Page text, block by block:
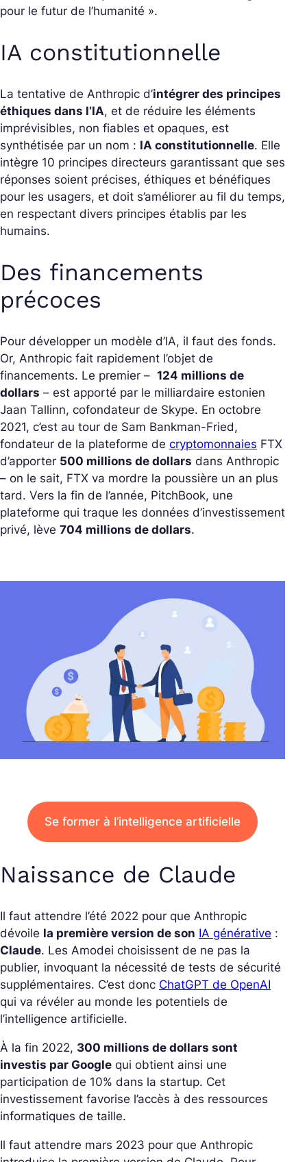
pour le futur de l’humanité ».
IA constitutionnelle
La tentative de Anthropic d’intégrer des principes
éthiques dans l’IA, et de réduire les éléments
imprévisibles, non fiables et opaques, est
synthétisée par un nom : IA constitutionnelle. Elle
intègre 10 principes directeurs garantissant que ses
réponses soient précises, éthiques et bénéfiques
pour les usagers, et doit s’améliorer au fil du temps,
en respectant divers principes établis par les
humains.
Des financements
précoces
Pour développer un modèle d’IA, il faut des fonds.
Or, Anthropic fait rapidement l’objet de
financements. Le premier – 124 millions de
dollars – est apporté par le milliardaire estonien
Jaan Tallinn, cofondateur de Skype. En octobre
2021, c’est au tour de Sam Bankman-Fried,
fondateur de la plateforme de cryptomonnaies FTX
d’apporter 500 millions de dollars dans Anthropic
– on le sait, FTX va mordre la poussière un an plus
tard. Vers la fin de l’année, PitchBook, une
plateforme qui traque les données d’investissement
privé, lève 704 millions de dollars.
Se former à l’intelligence artificielle
Naissance de Claude
Il faut attendre l’été 2022 pour que Anthropic
dévoile la première version de son IA générative :
Claude. Les Amodei choisissent de ne pas la
publier, invoquant la nécessité de tests de sécurité
supplémentaires. C’est donc ChatGPT de OpenAI
qui va révéler au monde les potentiels de
l’intelligence artificielle.
À la fin 2022, 300 millions de dollars sont
investis par Google qui obtient ainsi une
participation de 10% dans la startup. Cet
investissement favorise l’accès à des ressources
informatiques de taille.
Il faut attendre mars 2023 pour que Anthropic